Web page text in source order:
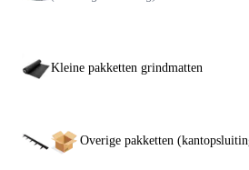
Kleine pakketten grindmatten
Overige pakketten